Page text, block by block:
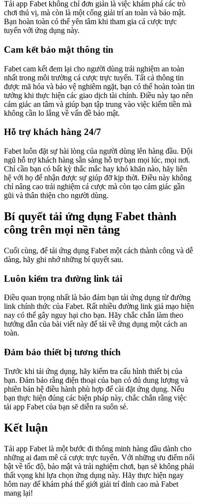
Tải app Fabet không chỉ đơn giản là việc khám phá các trò
chơi thú vị, mà còn là một cổng giải trí an toàn và bảo mật.
Bạn hoàn toàn có thể yên tâm khi tham gia cá cược trực
tuyến với ứng dụng này.
Cam kết bảo mật thông tin
Fabet cam kết đem lại cho người dùng trải nghiệm an toàn
nhất trong môi trường cá cược trực tuyến. Tất cả thông tin
được mã hóa và bảo vệ nghiêm ngặt, bạn có thể hoàn toàn tin
tưởng khi thực hiện các giao dịch tài chính. Điều này tạo nên
cảm giác an tâm và giúp bạn tập trung vào việc kiếm tiền mà
không cần lo lắng về vấn đề bảo mật.
Hỗ trợ khách hàng 24/7
Fabet luôn đặt sự hài lòng của người dùng lên hàng đầu. Đội
ngũ hỗ trợ khách hàng sẵn sàng hỗ trợ bạn mọi lúc, mọi nơi.
Chỉ cần bạn có bất kỳ thắc mắc hay khó khăn nào, hãy liên
hệ với họ để nhận được sự giúp đỡ kịp thời. Điều này không
chỉ nâng cao trải nghiệm cá cược mà còn tạo cảm giác gần
gũi và thân thiện cho người dùng.
Bí quyết tải ứng dụng Fabet thành
công trên mọi nền tảng
Cuối cùng, để tải ứng dụng Fabet một cách thành công và dễ
dàng, hãy ghi nhớ những bí quyết sau.
Luôn kiểm tra đường link tải
Điều quan trọng nhất là bảo đảm bạn tải ứng dụng từ đường
link chính thức của Fabet. Rất nhiều đường link giả mạo hiện
nay có thể gây nguy hại cho bạn. Hãy chắc chắn làm theo
hướng dẫn của bài viết này để tải về ứng dụng một cách an
toàn.
Đảm bảo thiết bị tương thích
Trước khi tải ứng dụng, hãy kiểm tra cấu hình thiết bị của
bạn. Đảm bảo rằng điện thoại của bạn có đủ dung lượng và
phiên bản hệ điều hành phù hợp để cài đặt ứng dụng. Nếu
bạn thực hiện đúng các biện pháp này, chắc chắn rằng việc
tải app Fabet của bạn sẽ diễn ra suôn sẻ.
Kết luận
Tải app Fabet là một bước đi thông minh hàng đầu dành cho
những ai đam mê cá cược trực tuyến. Với những ưu điểm nổi
bật về tốc độ, bảo mật và trải nghiệm chơi, bạn sẽ không phải
thất vọng khi lựa chọn ứng dụng này. Hãy thực hiện ngay
hôm nay để khám phá thế giới giải trí đỉnh cao mà Fabet
mang lại!